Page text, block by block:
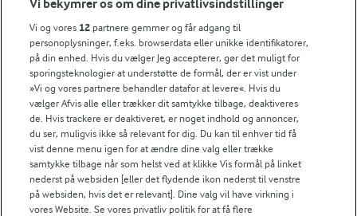
Her finder du idéer til både juleaften og store
decembermiddage. Mange af retterne kan forberedes
på forhånd – og flere egner sig også til små
julearrangementer eller hyggelige søndage i advent.
Julesmåkager
Småkager skaber den helt særlige decemberstemning.
Prøv vores klassikere:
Vi bekymrer os om dine privatlivsindstillinger
Vi og vores 12 partnere gemmer og får adgang til
personoplysninger, f.eks. browserdata eller unikke identifikatorer,
på din enhed. Hvis du vælger Jeg accepterer, gør det muligt for
sporingsteknologier at understøtte de formål, der er vist under
»Vi og vores partnere behandler datafor at levere«. Hvis du
vælger Afvis alle eller trækker dit samtykke tilbage, deaktiveres
de. Hvis trackere er deaktiveret, er noget indhold og annoncer,
du ser, muligvis ikke så relevant for dig. Du kan til enhver tid få
vist denne menu igen for at ændre dine valg eller trække
samtykke tilbage når som helst ved at klikke Vis formål på linket
nederst på websiden [eller det flydende ikon nederst til venstre
på websiden, hvis det er relevant]. Dine valg vil have virkning i
vores Website. Se vores privatliv politik for at få flere